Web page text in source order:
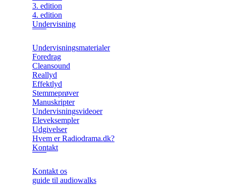
3. edition
4. edition
Undervisning
Undervisningsmaterialer
Foredrag
Cleansound
Reallyd
Effektlyd
Stemmeprøver
Manuskripter
Undervisningsvideoer
Eleveksempler
Udgivelser
Hvem er Radiodrama.dk?
Kontakt
Kontakt os
guide til audiowalks